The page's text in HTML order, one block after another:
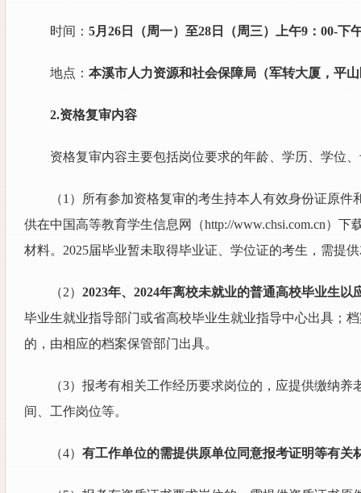
时间： 5月26日（周一）至28日（周三）上午9：00-下
地点： 本溪市人力资源和社会保障局（军转大厦，平
2.资格复审内容
资格复审内容主要包括岗位要求的年龄、学历、学位
（1）所有参加资格复审的考生持本人有效身份证原
供在中国高等教育学生信息网（http://www.chsi.com.cn）
材料。2025届毕业暂未取得毕业证、学位证的考生，需提
（2） 2023年、2024年离校未就业的普通高校毕业生
毕业生就业指导部门或省高校毕业生就业指导中心出具；
的，由相应的档案保管部门出具。
（3）报考有相关工作经历要求岗位的，应提供缴纳
间、工作岗位等。
（4） 有工作单位的需提供原单位同意报考证明等有